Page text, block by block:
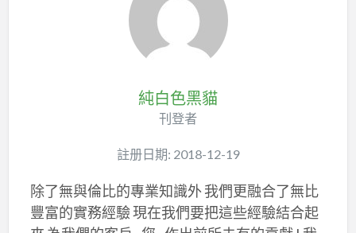
純白色黑貓
刊登者
註册日期: 2018-12-19
除了無與倫比的專業知識外 我們更融合了無比
豐富的實務經驗 現在我們要把這些經驗結合起